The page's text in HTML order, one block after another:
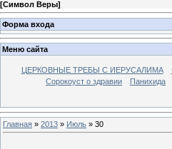
[Символ Веры]
Форма входа
Меню сайта
ЦЕРКОВНЫЕ ТРЕБЫ С ИЕРУСАЛИМА
Сорокоуст о здравии
Панихида
Главная » 2013 » Июль » 30